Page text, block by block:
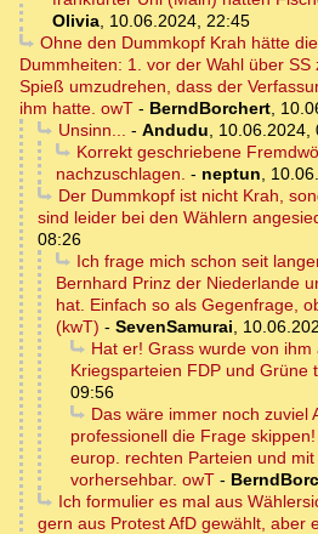
Olivia, 10.06.2024, 22:45
Ohne den Dummkopf Krah hätte
Dummheiten: 1. vor der Wahl über
Spieß umzudrehen, dass der
ihm hatte. owT - BerndBorchert,
Unsinn... - Andudu, 10.06.2024,
Korrekt geschriebene
nachzuschlagen. - neptun,
Der Dummkopf ist nicht Krah,
sind leider bei den Wählern
08:26
Ich frage mich schon seit
Bernhard Prinz der Niederlande
hat. Einfach so als Gegenfrage,
(kwT) - SevenSamurai,
Hat er! Grass wurde von
Kriegsparteien FDP und Grüne
09:56
Das wäre immer noch zuviel
professionell die Frage
europ. rechten Parteien und
vorhersehbar. owT -
Ich formulier es mal aus
gern aus Protest AfD gewählt, aber